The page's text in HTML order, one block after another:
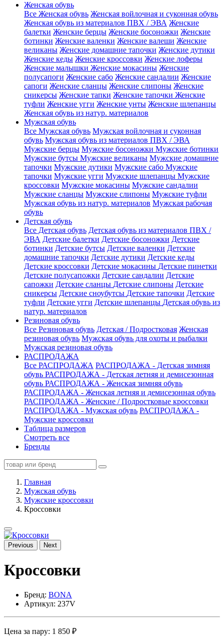
Женская обувь
Все Женская обувь Женская войлочная и суконная обувь
Женская обувь из материалов ПВХ / ЭВА Женские
балетки Женские берцы Женские босоножки Женские
ботинки Женские валенки Женские валеши Женские
великаны Женские домашние тапочки Женские дутики
Женские кеды Женские кроссовки Женские лоферы
Женские малышки Женские мокасины Женские
полусапоги Женские сабо Женские сандалии Женские
сапоги Женские сланцы Женские слипоны Женские
сникерсы Женские тапки Женские тапочки Женские
туфли Женские угги Женские унты Женские шлепанцы
Женская обувь из натур. материалов
Мужская обувь
Все Мужская обувь Мужская войлочная и суконная
обувь Мужская обувь из материалов ПВХ / ЭВА
Мужские берцы Мужские босоножки Мужские ботинки
Мужские бутсы Мужские великаны Мужские домашние
тапочки Мужские дутики Мужские сабо Мужские
тапочки Мужские угги Мужские шлепанцы Мужские
кроссовки Мужские мокасины Мужские сандалии
Мужские сланцы Мужские слипоны Мужские туфли
Мужская обувь из натур. материалов Мужская рабочая
обувь
Детская обувь
Все Детская обувь Детская обувь из материалов ПВХ /
ЭВА Детские балетки Детские босоножки Детские
ботинки Детские бутсы Детские валенки Детские
домашние тапочки Детские дутики Детские кеды
Детские кроссовки Детские мокасины Детские пинетки
Детские полусапожки Детские сандалии Детские
сапожки Детские сланцы Детские слипоны Детские
сникерсы Детские сноубутсы Детские тапочки Детские
туфли Детские угги Детские шлепанцы Детская обувь из
натур. материалов
Резиновая обувь
Все Резиновая обувь Детская / Подростковая Женская
резиновая обувь Мужская обувь для охоты и рыбалки
Мужская резиновая обувь
РАСПРОДАЖА
Все РАСПРОДАЖА РАСПРОДАЖА - Детская зимняя
обувь РАСПРОДАЖА - Детская летняя и демисезонная
обувь РАСПРОДАЖА - Женская зимняя обувь
РАСПРОДАЖА - Женская летняя и демисезонная обувь
РАСПРОДАЖА - Женские / Подростковые кроссовки
РАСПРОДАЖА - Мужская обувь РАСПРОДАЖА -
Мужские кроссовки
Таблица размеров
Смотреть все
Бренды
Главная
Мужская обувь
Мужские кроссовки
Кроссовки
Previous Next
Кроссовки
Бренд: BONA
Артикул: 237V
Цена за пару: 1 850 ₽